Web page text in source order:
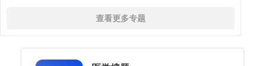
答。其次，智能搜难题软件还具备智能推荐功能。根据用户的
查看更多专题